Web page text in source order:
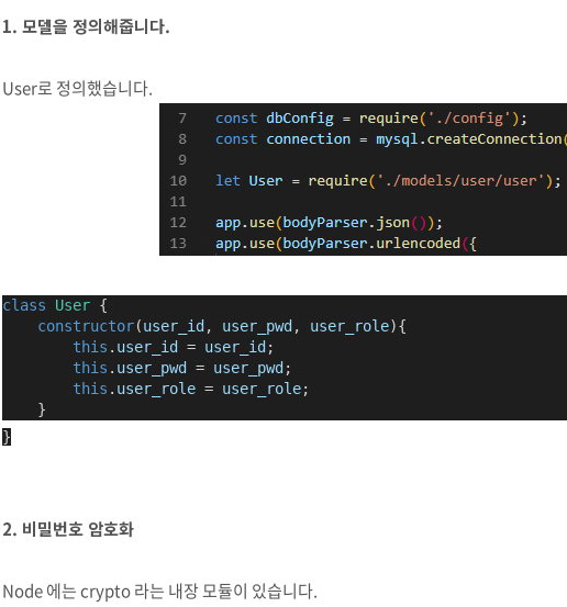
1. 모델을 정의해줍니다.
User로 정의했습니다.
class User {
constructor(user_id , user_pwd , user_role){
this . user_id = user_id ;
this . user_pwd = user_pwd ;
this . user_role = user_role;
    }
}
2. 비밀번호 암호화
Node 에는 crypto 라는 내장 모듈이 있습니다.